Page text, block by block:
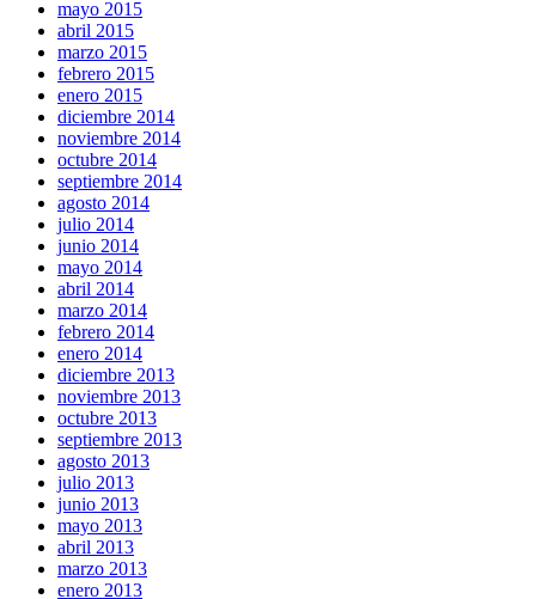
mayo 2015
abril 2015
marzo 2015
febrero 2015
enero 2015
diciembre 2014
noviembre 2014
octubre 2014
septiembre 2014
agosto 2014
julio 2014
junio 2014
mayo 2014
abril 2014
marzo 2014
febrero 2014
enero 2014
diciembre 2013
noviembre 2013
octubre 2013
septiembre 2013
agosto 2013
julio 2013
junio 2013
mayo 2013
abril 2013
marzo 2013
enero 2013